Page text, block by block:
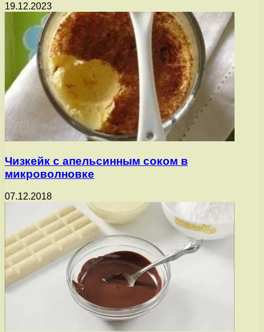
19.12.2023
Чизкейк с апельсинным соком в
микроволновке
07.12.2018